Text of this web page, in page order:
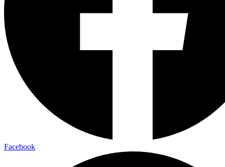
Facebook